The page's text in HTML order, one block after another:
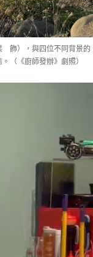
飾），與四位不同背景的
（《廚師發辦》劇照）